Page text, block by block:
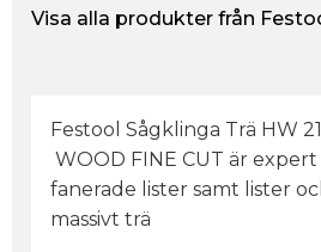
Visa alla produkter från
Festool Sågklinga Trä HW
WOOD FINE CUT är
fanerade lister samt lister
massivt trä